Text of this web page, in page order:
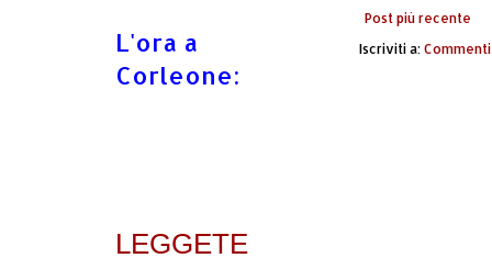
Post più recente
Iscriviti a:
L'ora a
Corleone:
LEGGETE